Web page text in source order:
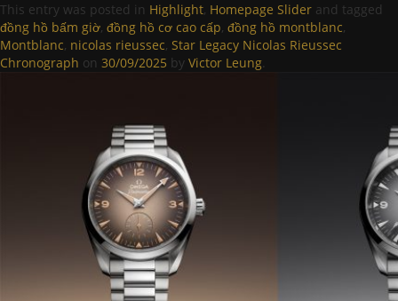
This entry was posted in Highlight, Homepage Slider and tagged
đồng hồ bấm giờ, đồng hồ cơ cao cấp, đồng hồ montblanc,
Montblanc, nicolas rieussec, Star Legacy Nicolas Rieussec
Chronograph on 30/09/2025 by Victor Leung.